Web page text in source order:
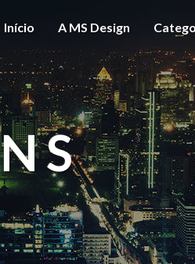
Início A MS Design